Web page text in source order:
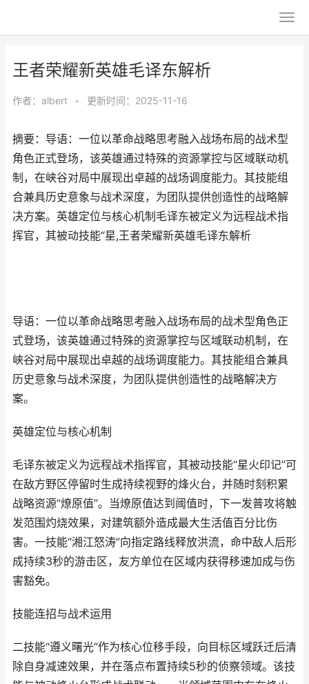
王者荣耀新英雄毛译东解析
作者： albert • 更新时间：2025-11-16
摘要：导语：一位以革命战略思考融入战场布局的战术型
角色正式登场，该英雄通过特殊的资源掌控与区域联动机
制，在峡谷对局中展现出卓越的战场调度能力。其技能组
合兼具历史意象与战术深度，为团队提供创造性的战略解
决方案。英雄定位与核心机制毛译东被定义为远程战术指
挥官，其被动技能“星,王者荣耀新英雄毛译东解析
导语：一位以革命战略思考融入战场布局的战术型角色正
式登场，该英雄通过特殊的资源掌控与区域联动机制，在
峡谷对局中展现出卓越的战场调度能力。其技能组合兼具
历史意象与战术深度，为团队提供创造性的战略解决方
案。
英雄定位与核心机制
毛译东被定义为远程战术指挥官，其被动技能“星火印记”可
在敌方野区停留时生成持续视野的烽火台，并随时刻积累
战略资源“燎原值”。当燎原值达到阈值时，下一发普攻将触
发范围灼烧效果，对建筑额外造成最大生活值百分比伤
害。一技能“湘江怒涛”向指定路线释放洪流，命中敌人后形
成持续3秒的游击区，友方单位在区域内获得移速加成与伤
害豁免。
技能连招与战术运用
二技能“遵义曙光”作为核心位移手段，向目标区域跃迁后清
除自身减速效果，并在落点布置持续5秒的侦察领域。该技